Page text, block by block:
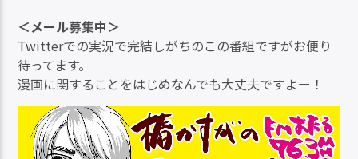
＜メール募集中＞
Twitterでの実況で完結しがちのこの番組ですがお便り
待ってます。
漫画に関することをはじめなんでも大丈夫ですよー！